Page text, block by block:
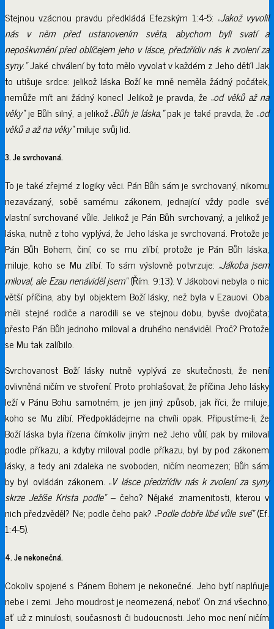
Stejnou vzácnou pravdu předkládá Efezským 1:4-5: „Jakož vyvolil
nás v něm před ustanovením světa, abychom byli svatí a
nepoškvrnění před oblíčejem jeho v lásce, předzřídiv nás k zvolení za
syny.“Jaké chválení by toto mělo vyvolat v každém z Jeho dětí! Jak
to utišuje srdce: jelikož láska Boží ke mně neměla žádný počátek,
nemůže mít ani žádný konec! Jelikož je pravda, že „od věků až na
věky“je Bůh silný, a jelikož „Bůh je láska,“pak je také pravda, že „od
věků a až na věky“miluje svůj lid.
3. Je svrchovaná.
To je také zřejmé z logiky věci. Pán Bůh sám je svrchovaný, nikomu
nezavázaný, sobě samému zákonem, jednající vždy podle své
vlastní svrchované vůle. Jelikož je Pán Bůh svrchovaný, a jelikož je
láska, nutně z toho vyplývá, že Jeho láska je svrchovaná. Protože je
Pán Bůh Bohem, činí, co se mu zlíbí; protože je Pán Bůh láska,
miluje, koho se Mu zlíbí. To sám výslovně potvrzuje: „Jákoba jsem
miloval, ale Ezau nenáviděl jsem“(Řím. 9:13). V Jákobovi nebyla o nic
větší příčina, aby byl objektem Boží lásky, než byla v Ezauovi. Oba
měli stejné rodiče a narodili se ve stejnou dobu, byvše dvojčata;
přesto Pán Bůh jednoho miloval a druhého nenáviděl. Proč? Protože
se Mu tak zalíbilo.
Svrchovanost Boží lásky nutně vyplývá ze skutečnosti, že není
ovlivněná ničím ve stvoření. Proto prohlašovat, že příčina Jeho lásky
leží v Pánu Bohu samotném, je jen jiný způsob, jak říci, že miluje,
koho se Mu zlíbí. Předpokládejme na chvíli opak. Připustíme-li, že
Boží láska byla řízena čímkoliv jiným než Jeho vůlí, pak by miloval
podle příkazu, a kdyby miloval podle příkazu, byl by pod zákonem
lásky, a tedy ani zdaleka ne svoboden, ničím neomezen; Bůh sám
by byl ovládán zákonem. „V lásce předzřídiv nás k zvolení za syny
skrze Ježíše Krista podle“– čeho? Nějaké znamenitosti, kterou v
nich předzvěděl? Ne; podle čeho pak? „Podle dobře libé vůle své“(Ef.
1:4-5).
4. Je nekonečná.
Cokoliv spojené s Pánem Bohem je nekonečné. Jeho bytí naplňuje
nebe i zemi. Jeho moudrost je neomezená, neboť On zná všechno,
ať už z minulosti, současnosti či budoucnosti. Jeho moc není ničím